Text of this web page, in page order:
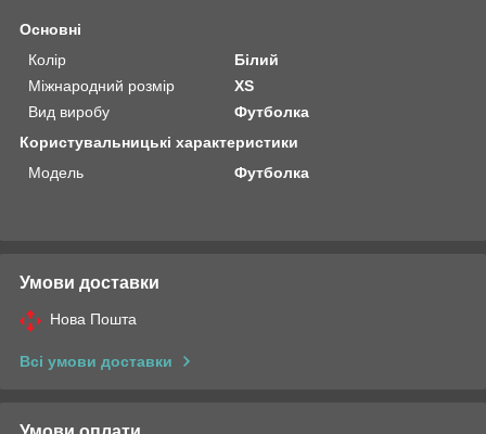
Основні
Колір
Білий
Міжнародний розмір
XS
Вид виробу
Футболка
Користувальницькі характеристики
Модель
Футболка
Умови доставки
Нова Пошта
Всі умови доставки